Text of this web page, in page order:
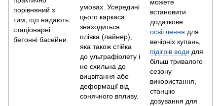
порівняний з
тим, що надають
стаціонарні
бетонні басейни.
умовах. Усередині
цього каркаса
знаходиться
плівка (лайнер),
яка також стійка
до ультрафіолету і
не схильна до
вицвітання або
деформації від
сонячного впливу.
можете
встановити
додаткове
освітлення для
вечірніх купань,
підігрів води для
більш тривалого
сезону
використання,
станцію
дозування для